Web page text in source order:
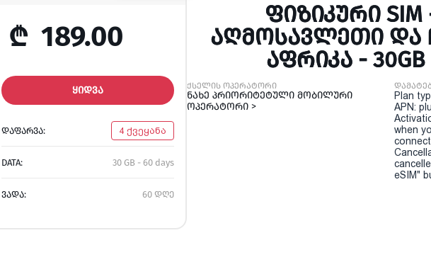
₾ 189.00
ᲧᲘᲓᲕᲐ
ᲓᲐᲤᲐᲠᲕᲐ: 4 ქვეყანა
DATA: 30 GB - 60 days
ᲕᲐᲓᲐ: 60 დღე
ᲤᲘᲖᲘᲙᲣᲠᲘ
ᲐᲦᲛᲝᲡᲐᲕᲚᲔᲗᲘ
ᲐᲤᲠᲘᲙᲐ -
ქსელის ოპერატორი
ნახე პრიორიტეტული მობილური
ოპერატორი >
Plan
APN:
when
eSIM"